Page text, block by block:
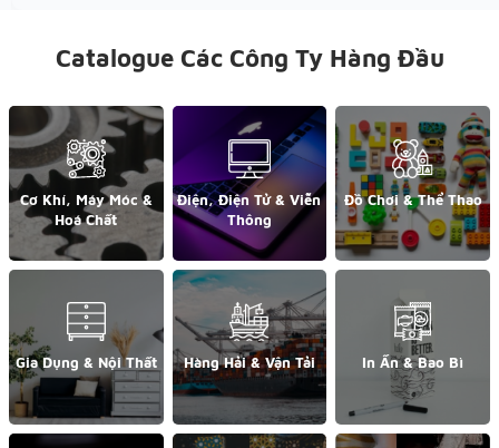
Catalogue Các Công Ty Hàng Đầu
Cơ Khí, Máy Móc &
Hoá Chất
Điện, Điện Tử & Viễn
Thông
Đồ Chơi & Thể Thao
Gia Dụng & Nội Thất Hàng Hải & Vận Tải In Ấn & Bao Bì